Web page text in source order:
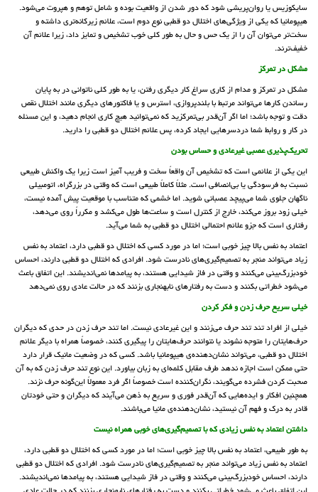
سایکوزیس یا روان‌پریشی شود که دور شدن از واقعیت بوده و شامل توهم و هپروت می‌شود.
هیپومانیا که یکی از ویژگی‌های اختلال دو قطبی نوع دوم است، علائم زیرکانه‌تری داشته و
سخت‌تر می‌توان آن را از یک حس و حال به طور کلی خوب تشخیص و تمایز داد، زیرا علائم آن
خفیف‌ترند.
مشکل در تمرکز
مشکل در تمرکز و مدام از کاری سراغ کار دیگری رفتن، یا به طور کلی ناتوانی در به پایان
رساندن کارها می‌تواند مرتبط با بلندپروازی، استرس و یا فاکتورهای دیگری مانند اختلال نقص
دقت و توجه باشد؛ اما اگر آن‌قدر بی‌تمرکزید که نمی‌توانید هیچ کاری انجام دهید، و این مسئله
در کار و روابط شما دردسرهایی ایجاد کرده، پس علائم اختلال دو قطبی را دارید.
تحریک‌پذیری عصبی غیرعادی و حساس بودن
این یکی از علائمی است که تشخیص آن واقعاً سخت و فریب آمیز است زیرا یک واکنش طبیعی
نسبت به فرسودگی یا بی‌انصافی است. مثلاً کاملاً طبیعی است که وقتی در بزرگراه، اتومبیلی
ناگهان جلوی شما می‌پیچد عصبانی شوید. اما خشمی که متناسب با موقعیت پیش آمده نیست،
خیلی زود بروز می‌کند، خارج از کنترل است و ساعت‌ها طول می‌کشد و مکرراً روی می‌دهد،
رفتاری است که جزو علائم احتمالی اختلال دو قطبی به شما می‌آید.
اعتماد به نفس بالا چیز خوبی است؛ اما در مورد کسی که اختلال دو قطبی دارد، اعتماد به نفس
زیاد می‌تواند منجر به تصمیم‌گیری‌های نادرست شود. افرادی که اختلال دو قطبی دارند، احساس
خودبزرگ‌بینی می‌کنند و وقتی در فاز شیدایی هستند، به پیامدها نمی‌اندیشند. این اتفاق باعث
می‌شود خطراتی بکنند و دست به رفتارهای نابهنجاری بزنند که در حالت عادی روی نمی‌دهد
خیلی سریع حرف زدن و فکر کردن
خیلی از افراد تند تند حرف می‌زنند و این غیرعادی نیست. اما تند حرف زدن در حدی که دیگران
حرف‌هایتان را متوجه نشوند یا نتوانند حرف‌هایتان را پیگیری کنند، خصوصاً همراه با دیگر علائم
اختلال دو قطبی، می‌تواند نشان‌دهنده‌ی هیپومانیا باشد. کسی که در وضعیت مانیک قرار دارد
حتی ممکن است اجازه ندهد طرف مقابل کلمه‌ای به زبان بیاورد. این نوع تند حرف زدن که به آن
صحبت کردن فشرده می‌گویند، نگران‌کننده است خصوصاً اگر فرد معمولاً این‌گونه حرف نزند.
همچنین افکار و ایده‌هایی که آن‌قدر فوری و سریع به ذهن می‌آیند که دیگران و حتی خودتان
قادر به درک و فهم آن نیستید، نشان‌دهنده‌ی مانیا می‌باشند.
داشتن اعتماد به نفس زیادی که با تصمیم‌‌گیری‌های خوبی همراه نیست
به طور طبیعی، اعتماد به نفس بالا چیز خوبی است؛ اما در مورد کسی که اختلال دو قطبی دارد،
اعتماد به نفس زیاد می‌تواند منجر به تصمیم‌گیری‌های نادرست شود. افرادی که اختلال دو قطبی
دارند، احساس خودبزرگ‌بینی می‌کنند و وقتی در فاز شیدایی هستند، به پیامدها نمی‌اندیشند.